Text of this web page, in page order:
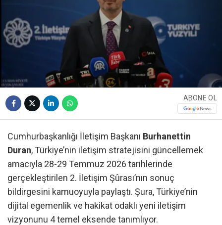
ABONE OL
Cumhurbaşkanlığı İletişim Başkanı Burhanettin
Duran, Türkiye’nin iletişim stratejisini güncellemek
amacıyla 28-29 Temmuz 2026 tarihlerinde
gerçekleştirilen 2. İletişim Şûrası’nın sonuç
bildirgesini kamuoyuyla paylaştı. Şura, Türkiye’nin
dijital egemenlik ve hakikat odaklı yeni iletişim
vizyonunu 4 temel eksende tanımlıyor.